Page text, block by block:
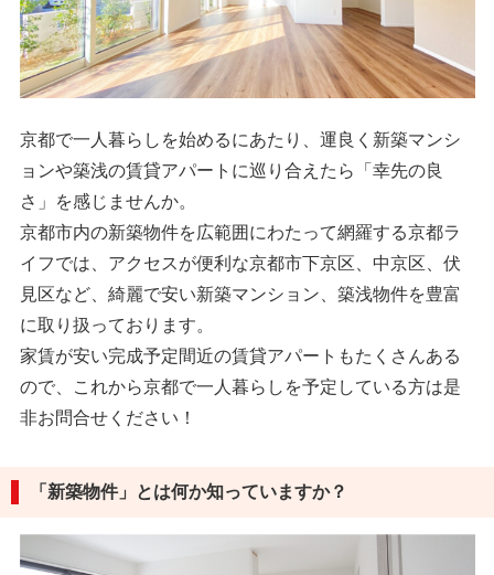
京都で一人暮らしを始めるにあたり、運良く新築マンシ
ョンや築浅の賃貸アパートに巡り合えたら「幸先の良
さ」を感じませんか。
京都市内の新築物件を広範囲にわたって網羅する京都ラ
イフでは、アクセスが便利な京都市下京区、中京区、伏
見区など、綺麗で安い新築マンション、築浅物件を豊富
に取り扱っております。
家賃が安い完成予定間近の賃貸アパートもたくさんある
ので、これから京都で一人暮らしを予定している方は是
非お問合せください！
「新築物件」とは何か知っていますか？